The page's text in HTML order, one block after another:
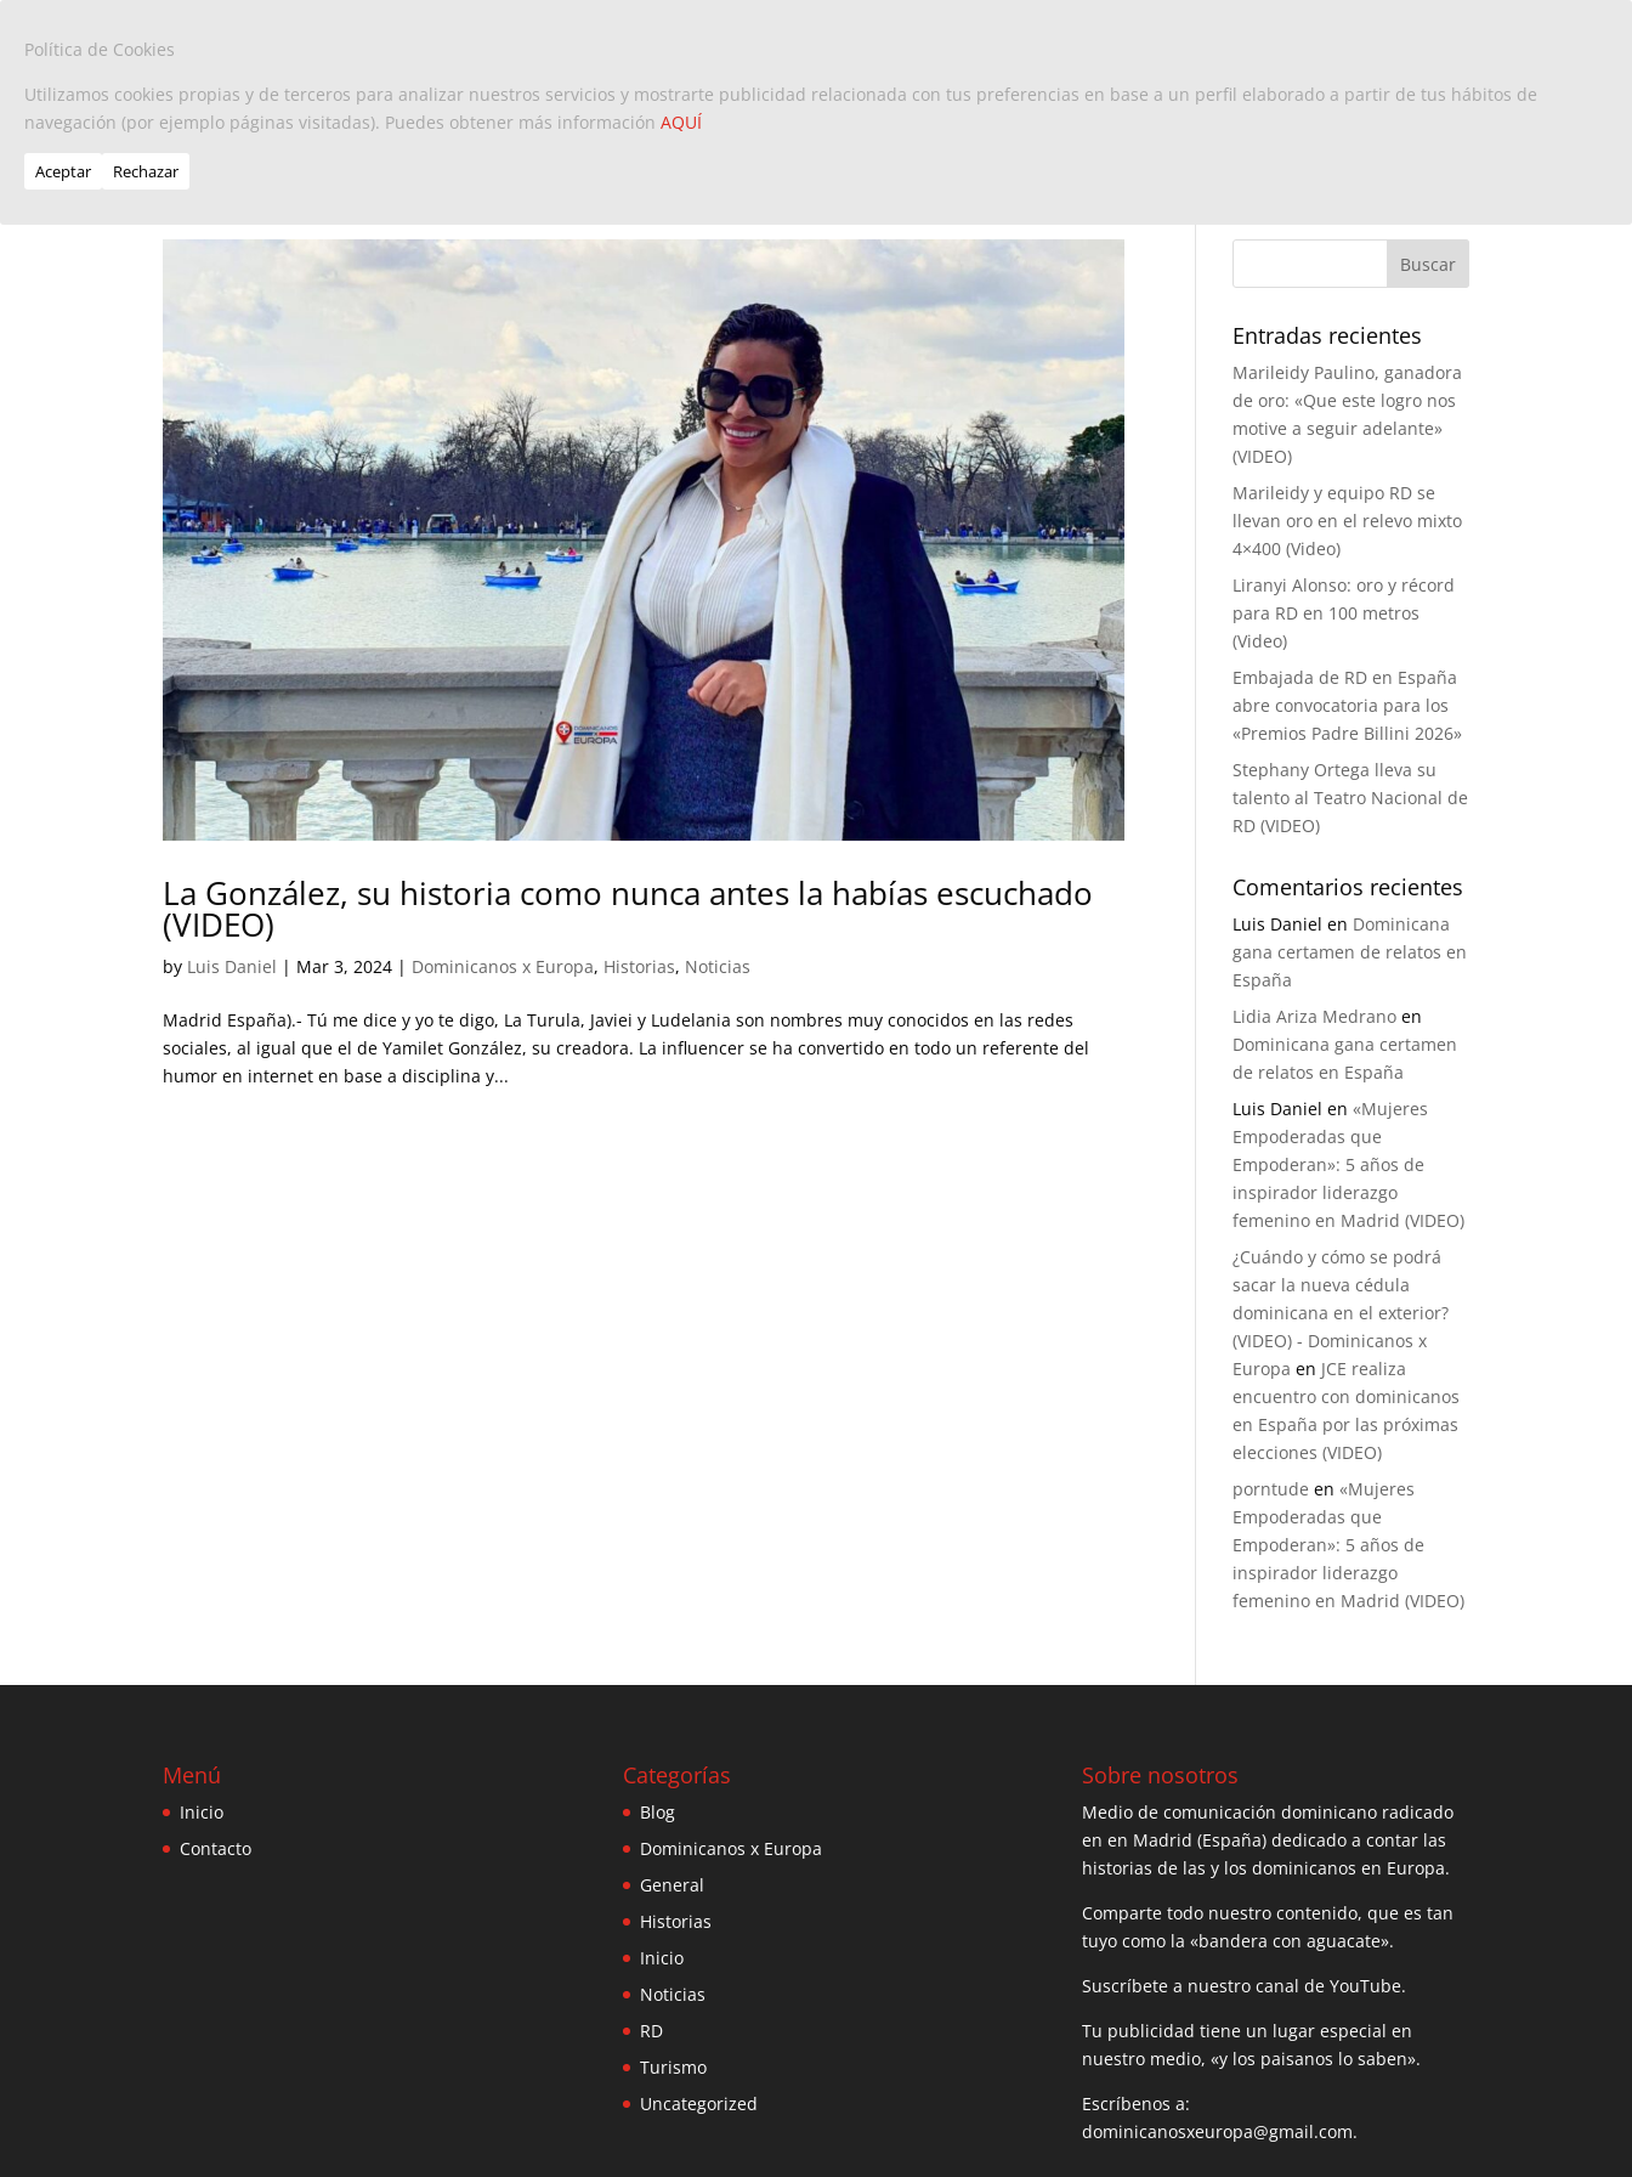
Inicio Europa Dominicanos x Europa Turismo Contacto
La González, su historia como nunca antes la habías escuchado
(VIDEO)
by Luis Daniel | Mar 3, 2024 | Dominicanos x Europa, Historias, Noticias
Madrid España).- Tú me dice y yo te digo, La Turula, Javiei y Ludelania son nombres muy conocidos en las redes
sociales, al igual que el de Yamilet González, su creadora. La influencer se ha convertido en todo un referente del
humor en internet en base a disciplina y...
Entradas recientes
Marileidy Paulino, ganadora
de oro: «Que este logro nos
motive a seguir adelante»
(VIDEO)
Marileidy y equipo RD se
llevan oro en el relevo mixto
4×400 (Video)
Liranyi Alonso: oro y récord
para RD en 100 metros
(Video)
Embajada de RD en España
abre convocatoria para los
«Premios Padre Billini 2026»
Stephany Ortega lleva su
talento al Teatro Nacional de
RD (VIDEO)
Comentarios recientes
Luis Daniel en Dominicana
gana certamen de relatos en
España
Lidia Ariza Medrano en
Dominicana gana certamen
de relatos en España
Luis Daniel en«Mujeres
Empoderadas que
Empoderan»: 5 años de
inspirador liderazgo
femenino en Madrid (VIDEO)
¿Cuándo y cómo se podrá
sacar la nueva cédula
dominicana en el exterior?
(VIDEO) - Dominicanos x
Europa en JCE realiza
encuentro con dominicanos
en España por las próximas
elecciones (VIDEO)
porntude en«Mujeres
Empoderadas que
Empoderan»: 5 años de
inspirador liderazgo
femenino en Madrid (VIDEO)
Menú
Inicio
Contacto
Categorías
Blog
Dominicanos x Europa
General
Historias
Inicio
Noticias
RD
Turismo
Uncategorized
Sobre nosotros
Medio de comunicación dominicano radicado
en en Madrid (España) dedicado a contar las
historias de las y los dominicanos en Europa.
Comparte todo nuestro contenido, que es tan
tuyo como la «bandera con aguacate».
Suscríbete a nuestro canal de YouTube.
Tu publicidad tiene un lugar especial en
nuestro medio, «y los paisanos lo saben».
Escríbenos a:
dominicanosxeuropa@gmail.com.
Política de Cookies
Utilizamos cookies propias y de terceros para analizar nuestros servicios y mostrarte publicidad relacionada con tus preferencias en base a un perfil elaborado a partir de tus hábitos de
navegación (por ejemplo páginas visitadas). Puedes obtener más información AQUÍ
Aceptar Rechazar